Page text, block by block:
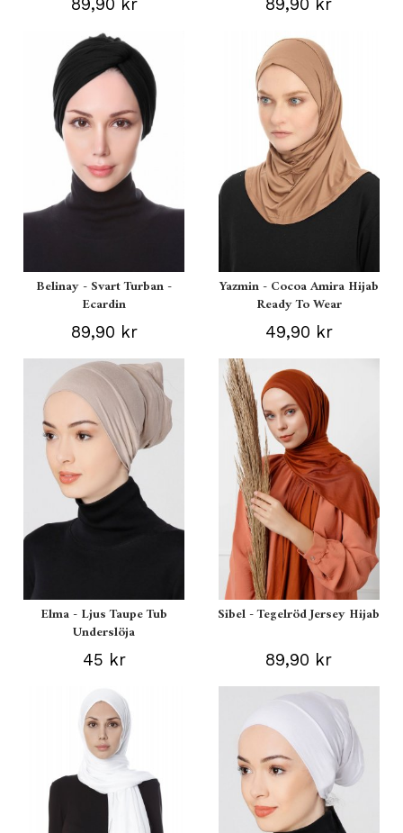
89,90 kr 89,90 kr
Belinay - Svart Turban -
Ecardin
89,90 kr
Yazmin - Cocoa Amira Hijab
Ready To Wear
49,90 kr
Elma - Ljus Taupe Tub
Underslöja
45 kr
Sibel - Tegelröd Jersey Hijab
89,90 kr